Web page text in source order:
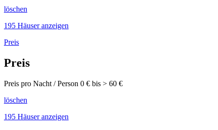
löschen
195 Häuser anzeigen
Preis
Preis
Preis pro Nacht / Person 0 € bis > 60 €
löschen
195 Häuser anzeigen